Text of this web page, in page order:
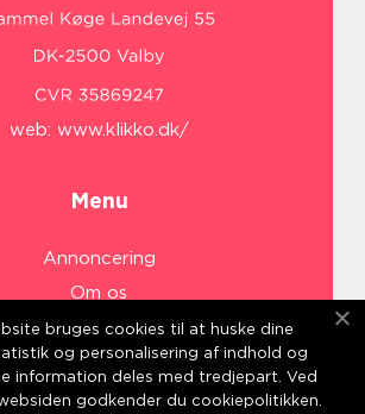
web: www.klikko.dk/
Menu
Annoncering
Om os
Cookies
Kontakt os
Sitemap
bruges cookies til at huske dine
og personalisering af indhold og
information deles med tredjepart. Ved
godkender du cookiepolitikken.